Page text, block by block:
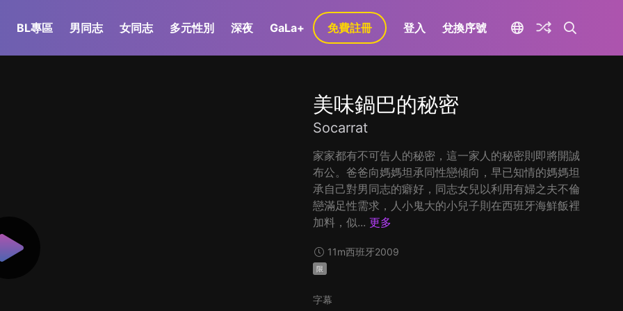
BL專區 男同志 女同志 多元性別 深夜 GaLa+ 免費註冊 登入 兌換序號
美味鍋巴的秘密
Socarrat
家家都有不可告人的秘密，這一家人的秘密則即將開誠
布公。爸爸向媽媽坦承同性戀傾向，早已知情的媽媽坦
承自己對男同志的癖好，同志女兒以利用有婦之夫不倫
戀滿足性需求，人小鬼大的小兒子則在西班牙海鮮飯裡
加料，似... 更多
11m西班牙2009
限
字幕